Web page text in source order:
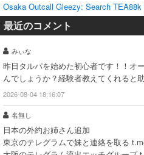
Osaka Outcall Gleezy: Search TEA88k
最近のコメント
みぃな
昨日タルパを始めた初心者です！！オ
んでしょうか？経験者教えてくれると
2026-08-04 18:16:07
名無し
日本の外約お姉さん追加
東京のテレグラムで妹と連絡を取る